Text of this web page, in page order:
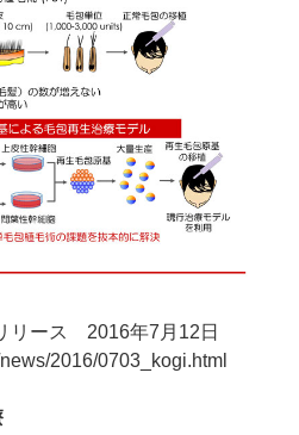
リース 2016年7月12日
2016/0703_kogi.html